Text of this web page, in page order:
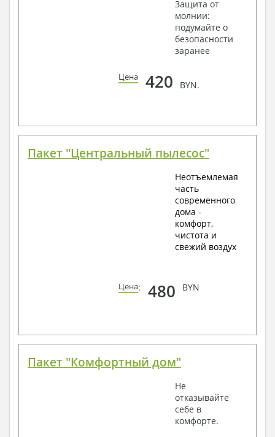
Защита от
молнии:
подумайте о
безопасности
заранее
Цена 420 BYN.
Пакет "Центральный пылесос"
Неотъемлемая
часть
современного
дома -
комфорт,
чистота и
свежий воздух
Цена: 480 BYN
Пакет "Комфортный дом"
Не
отказывайте
себе в
комфорте.